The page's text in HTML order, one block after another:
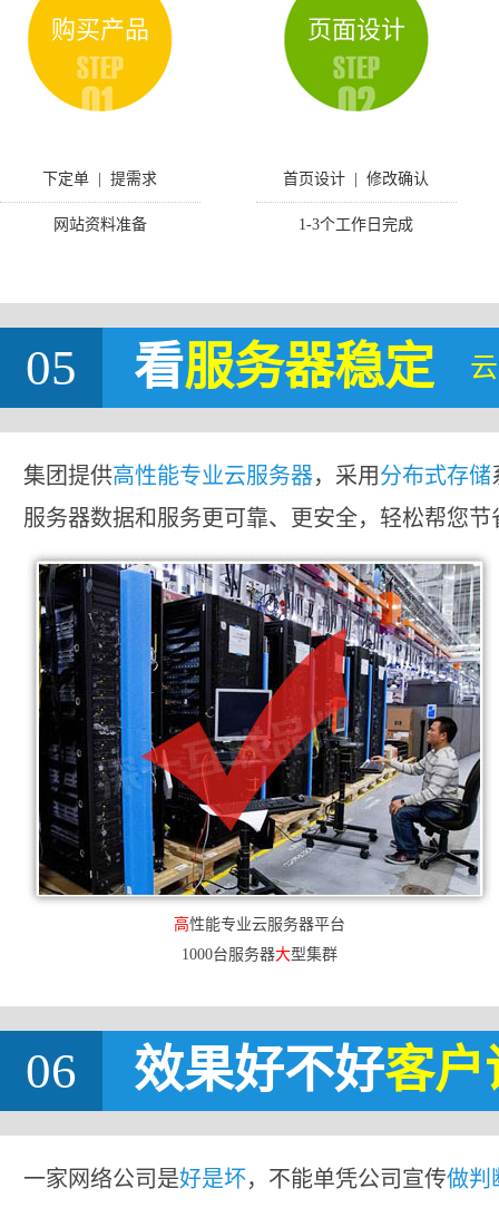
购买产品
下定单 | 提需求
网站资料准备
页面设计
首页设计 | 修改确认
1-3个工作日完成
05 看服务器稳定
集团提供高性能专业云服务器，采用分布式存储
服务器数据和服务更可靠、更安全，轻松帮您节
高性能专业云服务器平台
1000台服务器大型集群
06 效果好不好客户
一家网络公司是好是坏，不能单凭公司宣传做判